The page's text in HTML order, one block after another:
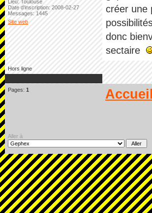
Lieu: Toulouse
Date d'inscription: 2008-02-27
Messages: 1445
Site web
créer une
donc
sectaire
Hors ligne
Pages: 1
Aller à